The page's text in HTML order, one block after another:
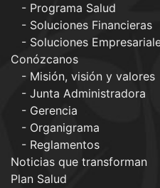
Programa Salud
Soluciones Financieras
Soluciones
Conózcanos
Misión, visión y valores
Junta Administradora
Gerencia
Organigrama
Reglamentos
Noticias que transforman
Plan Salud